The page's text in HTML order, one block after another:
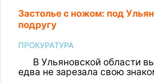
Застолье с ножом: под
подругу
ПРОКУРАТУРА
В Ульяновской области
едва не зарезала свою